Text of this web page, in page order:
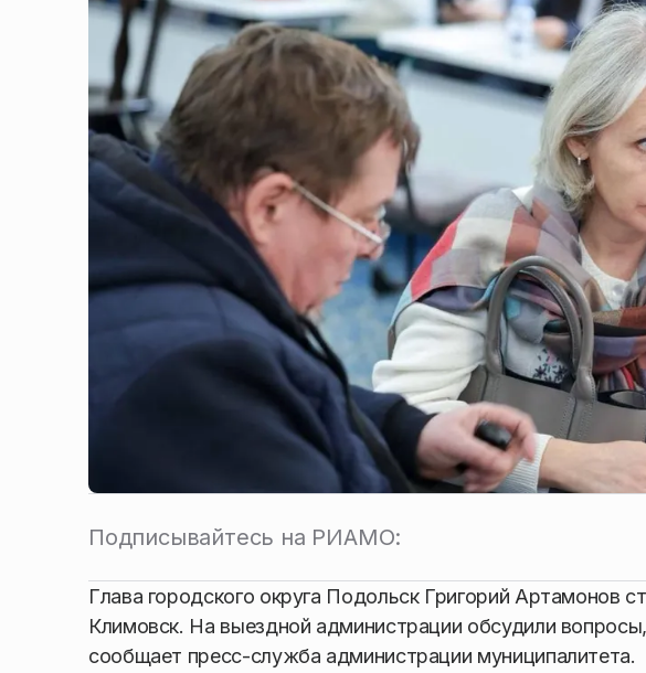
Подписывайтесь на РИАМО:
Глава городского округа Подольск Григорий Артамонов
Климовск. На выездной администрации обсудили
сообщает пресс-служба администрации муниципалитета.